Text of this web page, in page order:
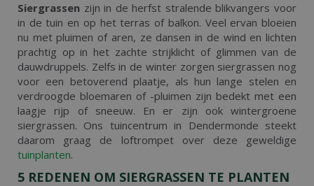
Siergrassen zijn in de herfst stralende blikvangers voor
in de tuin en op het terras of balkon. Veel ervan bloeien
nu met pluimen of aren, ze dansen in de wind en lichten
prachtig op in het zachte strijklicht of glimmen van de
dauwdruppels. Zelfs in de winter zorgen siergrassen nog
voor een betoverend plaatje, als hun lange stelen en
verdroogde bloemaren of -pluimen zijn bedekt met een
laagje rijp of sneeuw. En er zijn ook wintergroene
siergrassen. Ons tuincentrum in Dendermonde steekt
daarom graag de loftrompet over deze geweldige
tuinplanten.
5 REDENEN OM SIERGRASSEN TE PLANTEN